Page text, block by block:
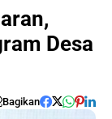
Desa
Bagikan